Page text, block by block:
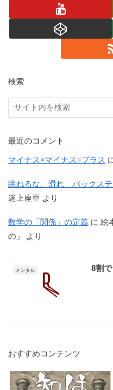
検索
最近のコメント
マイナス×マイナス=プラス
跳ねるな、滑れ バックステ
迷上座亜 より
数学の「関係」の定義 に 絵
の」
より
メンタル 8割
おすすめコンテンツ